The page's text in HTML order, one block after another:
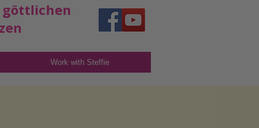
göttlichen
Work with Steffie